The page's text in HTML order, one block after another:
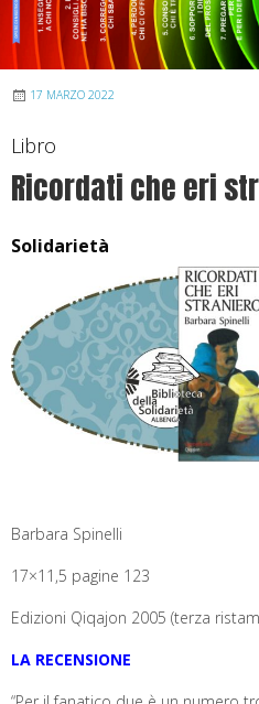
17 MARZO 2022
Libro
Ricordati che eri
Solidarietà
Barbara Spinelli
17×11,5 pagine 123
Edizioni Qiqajon 2005 (terza
LA RECENSIONE